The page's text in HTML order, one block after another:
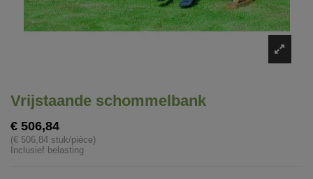
Vrijstaande schommelbank
€ 506,84
(€ 506,84 stuk/pièce)
Inclusief belasting